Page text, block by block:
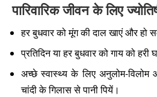
पारिवारिक जीवन के लिए
हर बुधवार को मूंग की दाल खाएं और हो
प्रतिदिन या हर बुधवार को गाय को हरी
अच्छे स्वास्थ्य के लिए अनुलोम-
चांदी के गिलास से पानी पियें।